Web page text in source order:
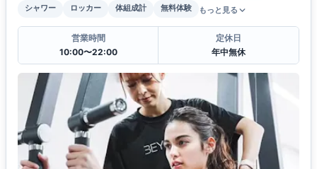
シャワー
ロッカー 体組成計 無料体験 もっと見る
営業時間
10:00〜22:00
定休日
年中無休